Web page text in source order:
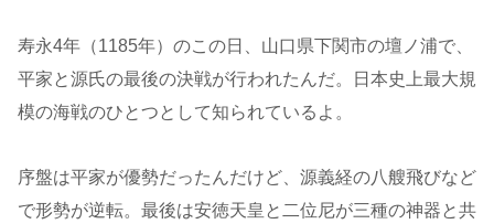
寿永4年（1185年）のこの日、山口県下関市の壇ノ浦で、
平家と源氏の最後の決戦が行われたんだ。日本史上最大規
模の海戦のひとつとして知られているよ。
序盤は平家が優勢だったんだけど、源義経の八艘飛びなど
で形勢が逆転。最後は安徳天皇と二位尼が三種の神器と共